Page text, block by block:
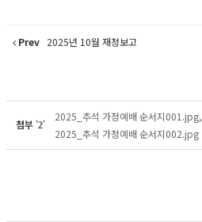
Prev 2025년 10월 재정보고
첨부 '2'
2025_추석 가정예배 순서지001.jpg,
2025_추석 가정예배 순서지002.jpg